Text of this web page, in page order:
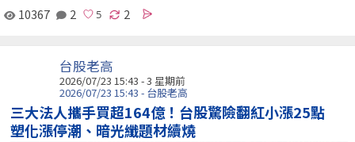
10367 2 2
台股老高
2026/07/23 15:43 - 3 星期前
2026/07/23 15:43 - 台股老高
三大法人攜手買超164億！台股驚險翻紅小漲25點
塑化漲停潮、暗光纖題材續燒